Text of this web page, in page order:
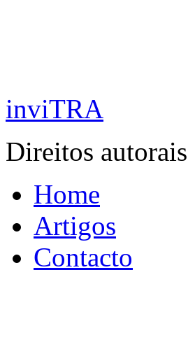
inviTRA
Direitos
Home
Artigos
Contacto